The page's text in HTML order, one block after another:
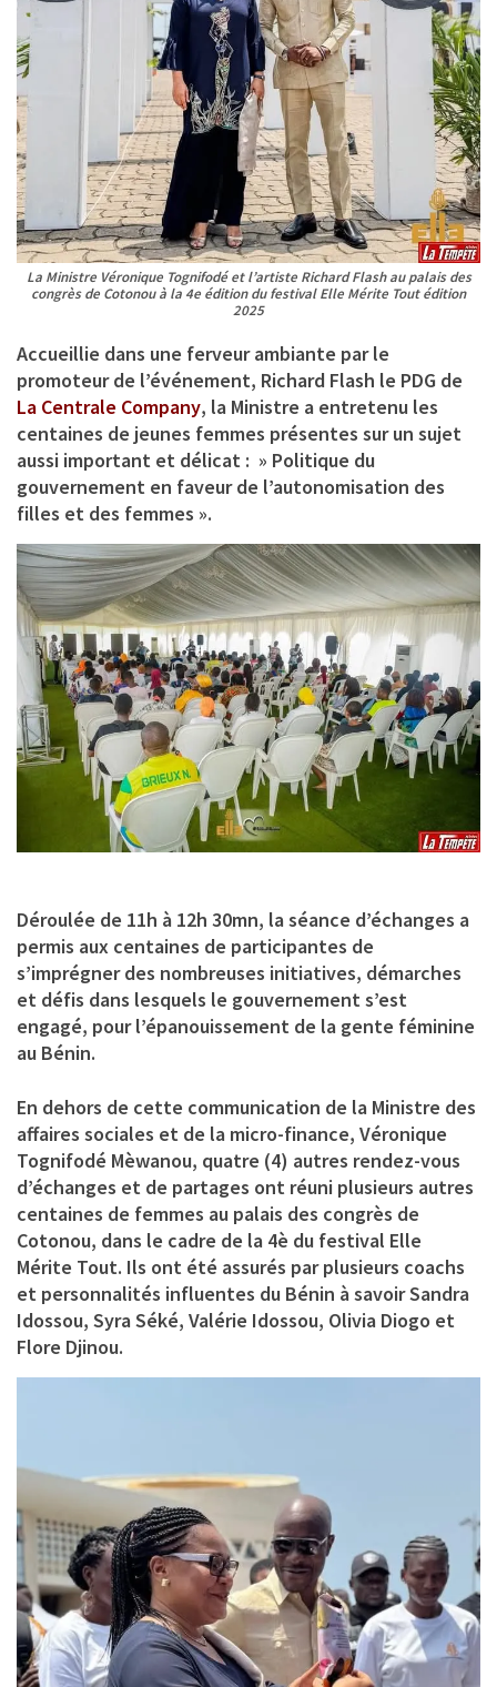
La Ministre Véronique Tognifodé et l’artiste Richard Flash au palais des
congrès de Cotonou à la 4e édition du festival Elle Mérite Tout édition
2025
Accueillie dans une ferveur ambiante par le
promoteur de l’événement, Richard Flash le PDG de
La Centrale Company, la Ministre a entretenu les
centaines de jeunes femmes présentes sur un sujet
aussi important et délicat : » Politique du
gouvernement en faveur de l’autonomisation des
filles et des femmes ».
Déroulée de 11h à 12h 30mn, la séance d’échanges a
permis aux centaines de participantes de
s’imprégner des nombreuses initiatives, démarches
et défis dans lesquels le gouvernement s’est
engagé, pour l’épanouissement de la gente féminine
au Bénin.
En dehors de cette communication de la Ministre des
affaires sociales et de la micro-finance, Véronique
Tognifodé Mèwanou, quatre (4) autres rendez-vous
d’échanges et de partages ont réuni plusieurs autres
centaines de femmes au palais des congrès de
Cotonou, dans le cadre de la 4è du festival Elle
Mérite Tout. Ils ont été assurés par plusieurs coachs
et personnalités influentes du Bénin à savoir Sandra
Idossou, Syra Séké, Valérie Idossou, Olivia Diogo et
Flore Djinou.